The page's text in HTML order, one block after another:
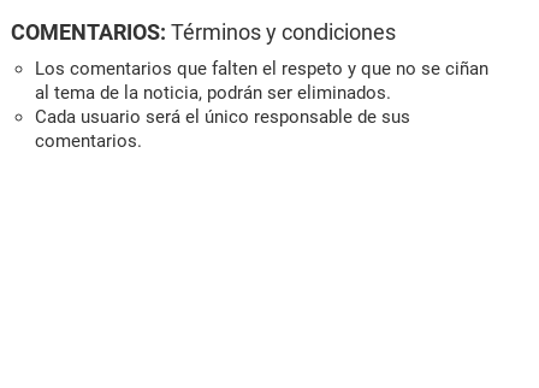
COMENTARIOS: Términos y condiciones
Los comentarios que falten el respeto y que no se ciñan
al tema de la noticia, podrán ser eliminados.
Cada usuario será el único responsable de sus
comentarios.